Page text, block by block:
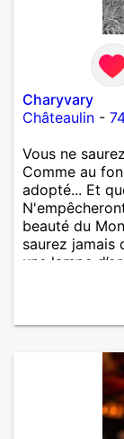
Charyvary
Châteaulin -
Vous ne
Comme au
adopté... Et
beauté du
saurez jamais
une lampe